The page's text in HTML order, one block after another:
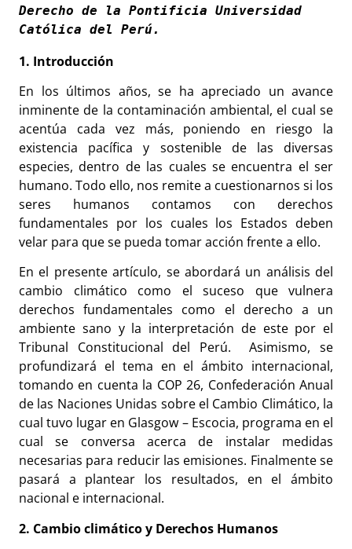
Derecho de la Pontificia Universidad
1. Introducción
En los últimos años, se ha apreciado un avance
inminente de la contaminación ambiental, el cual se
acentúa cada vez más, poniendo en riesgo la
existencia pacífica y sostenible de las diversas
especies, dentro de las cuales se encuentra el ser
humano. Todo ello, nos remite a cuestionarnos si los
seres humanos contamos con derechos
fundamentales por los cuales los Estados deben
velar para que se pueda tomar acción frente a ello.
En el presente artículo, se abordará un análisis del
cambio climático como el suceso que vulnera
derechos fundamentales como el derecho a un
ambiente sano y la interpretación de este por el
Tribunal Constitucional del Perú. Asimismo, se
profundizará el tema en el ámbito internacional,
tomando en cuenta la COP 26, Confederación Anual
de las Naciones Unidas sobre el Cambio Climático, la
cual tuvo lugar en Glasgow – Escocia, programa en el
cual se conversa acerca de instalar medidas
necesarias para reducir las emisiones. Finalmente se
pasará a plantear los resultados, en el ámbito
nacional e internacional.
2. Cambio climático y Derechos Humanos